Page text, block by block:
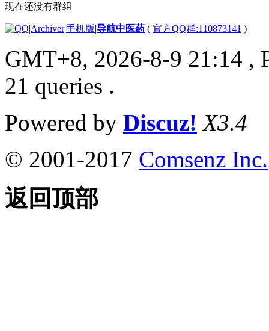
现在还没有群组
|Archiver|手机版|导航中医药 ( 官方QQ群:110873141 )
GMT+8, 2026-8-9 21:14 ,
21 queries .
Powered by Discuz! X3.4
© 2001-2017 Comsenz Inc.
返回顶部